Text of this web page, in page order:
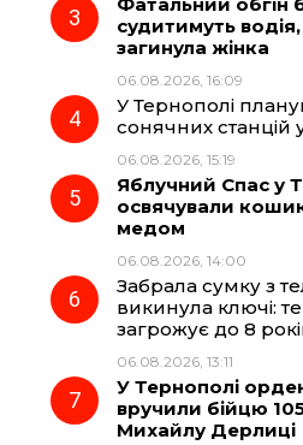
k m
судитимуть
загинула жінка
06.08.2026, 16:09
У Тернополі
сонячних станцій
06.08.2026, 15:19
Яблучний Спас у
освячували
медом
06.08.2026, 14:00
Забрала сумку з
викинула ключі:
загрожує до 8
06.08.2026, 13:11
У Тернополі
вручили бійцю
Михайлу Дерлиці